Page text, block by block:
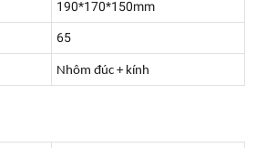
190*170*150mm
65
Nhôm đúc + kính